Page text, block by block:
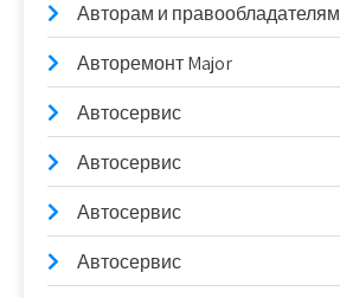
Авторам и правообладателям
Авторемонт Major
Автосервис
Автосервис
Автосервис
Автосервис